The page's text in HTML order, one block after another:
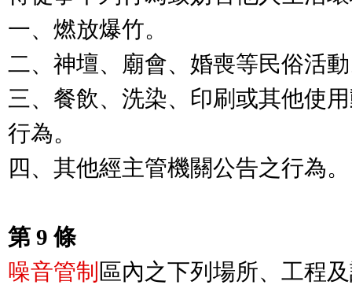
一、燃放爆竹。
二、神壇、廟會、婚喪等民俗活
三、餐飲、洗染、印刷或其他使
行為。
四、其他經主管機關公告之行為。
第 9 條
噪音管制 區內之下列場所、工程